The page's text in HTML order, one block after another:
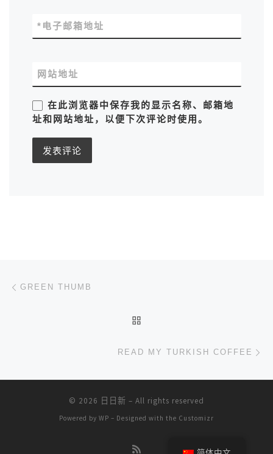
电子邮箱地址
*
网站地址
在此浏览器中保存我的显示名称、邮箱地
址和网站地址，以便下次评论时使用。
文章导航
GREEN THUMB
READ MY TURKISH COFFEE
© 2026 日日新 – All rights reserved
Powered by WP – Designed with the Customizr